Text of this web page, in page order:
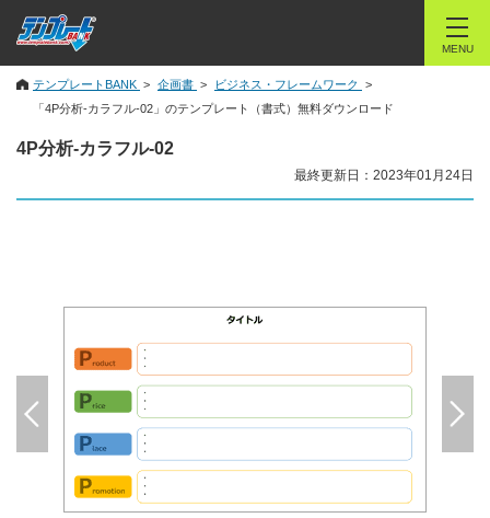
MENU
テンプレートBANK 企画書
ビジネス・フレームワーク
「4P分析-カラフル-02」のテンプレート（書式）無料ダウンロード
4P分析-カラフル-02
最終更新日：2023年01月24日